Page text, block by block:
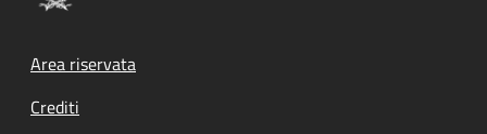
Footer menu
Area riservata
Crediti